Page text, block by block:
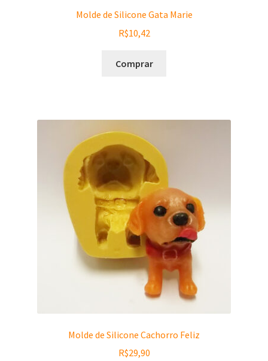
Molde de Silicone Gata Marie
R$10,42
Comprar
Molde de Silicone Cachorro Feliz
R$29,90